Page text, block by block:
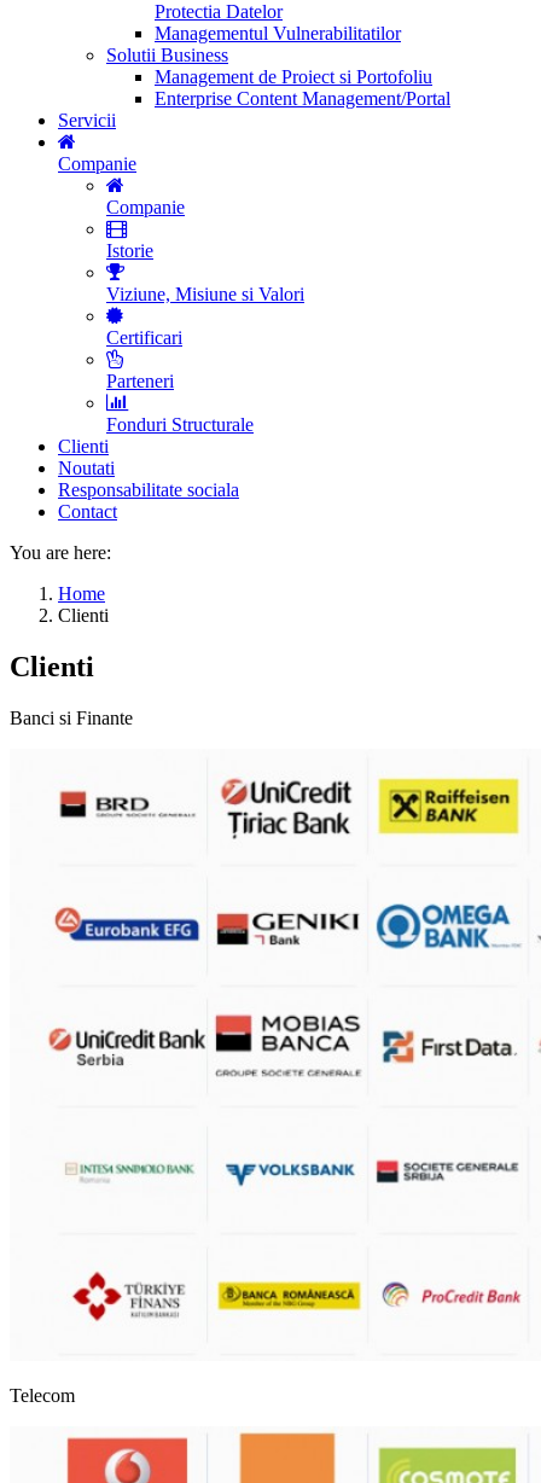
Protectia Datelor
Managementul Vulnerabilitatilor
Solutii Business
Management de Proiect si Portofoliu
Enterprise Content Management/Portal
Servicii
Companie
Companie
Istorie
Viziune, Misiune si Valori
Certificari
Parteneri
Fonduri Structurale
Clienti
Noutati
Responsabilitate sociala
Contact
You are here:
Home
Clienti
Clienti
Banci si Finante
Telecom